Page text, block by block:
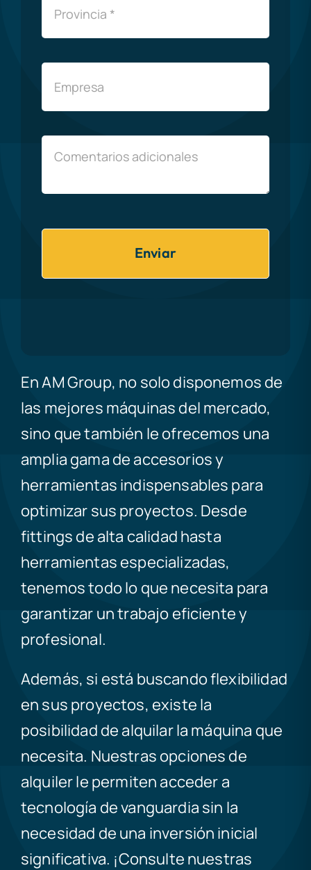
Enviar
En AM Group, no solo disponemos de
las mejores máquinas del mercado,
sino que también le ofrecemos una
amplia gama de accesorios y
herramientas indispensables para
optimizar sus proyectos. Desde
fittings de alta calidad hasta
herramientas especializadas,
tenemos todo lo que necesita para
garantizar un trabajo eficiente y
profesional.
Además, si está buscando flexibilidad
en sus proyectos, existe la
posibilidad de alquilar la máquina que
necesita. Nuestras opciones de
alquiler le permiten acceder a
tecnología de vanguardia sin la
necesidad de una inversión inicial
significativa. ¡Consulte nuestras